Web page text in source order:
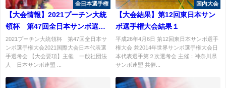
全日本選手権
【大会情報】2021プーチン大統
領杯 第47回全日本サンボ選手
権大会要項
2021プーチン大統領杯 第47回全日本サ
ンボ選手権大会2021国際大会日本代表選
手選考会 【大会要項】主催 一般社団法
人 日本サンボ連盟 ...
国内大会
【大会結果】第12回東日本サン
ボ選手権大会結果１
平成26年4月6日 第12回東日本サンボ選手
権大会 兼2014年世界サンボ選手権大会日
本代表選手第２次選考会 主催：神奈川県
サンボ連盟 共催...